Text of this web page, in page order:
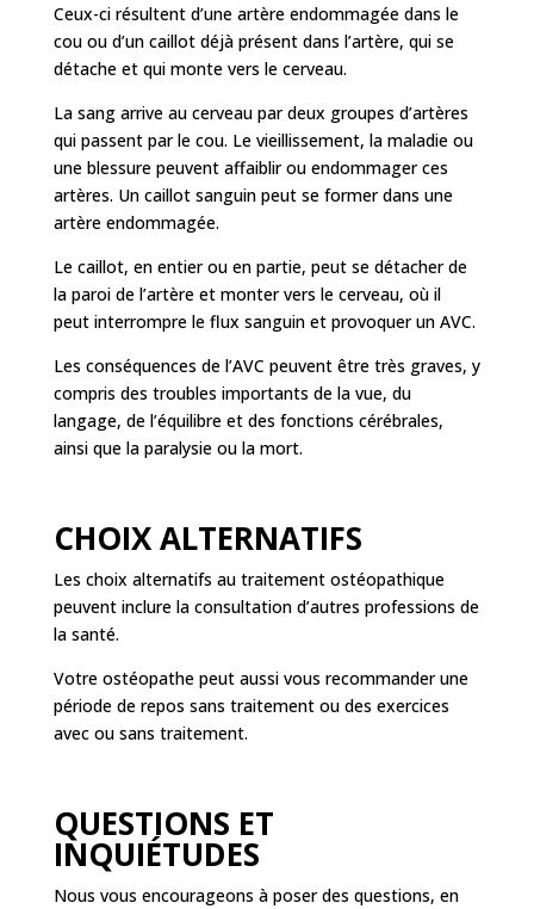
Ceux-ci résultent d’une artère endommagée dans le
cou ou d’un caillot déjà présent dans l’artère, qui se
détache et qui monte vers le cerveau.
La sang arrive au cerveau par deux groupes d’artères
qui passent par le cou. Le vieillissement, la maladie ou
une blessure peuvent affaiblir ou endommager ces
artères. Un caillot sanguin peut se former dans une
artère endommagée.
Le caillot, en entier ou en partie, peut se détacher de
la paroi de l’artère et monter vers le cerveau, où il
peut interrompre le flux sanguin et provoquer un AVC.
Les conséquences de l’AVC peuvent être très graves, y
compris des troubles importants de la vue, du
langage, de l’équilibre et des fonctions cérébrales,
ainsi que la paralysie ou la mort.
CHOIX ALTERNATIFS
Les choix alternatifs au traitement ostéopathique
peuvent inclure la consultation d’autres professions de
la santé.
Votre ostéopathe peut aussi vous recommander une
période de repos sans traitement ou des exercices
avec ou sans traitement.
QUESTIONS ET
INQUIÉTUDES
Nous vous encourageons à poser des questions, en